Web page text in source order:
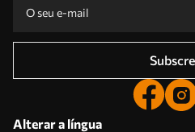
Alterar a língua